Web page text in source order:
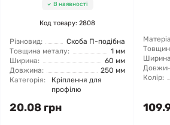
В наявності
Код товару: 2808
Різновид:
Скоба П-подібна
Товщина металу:
1 мм
Ширина:
60 мм
Довжина:
250 мм
Категорія:
Кріплення для
профілю
20.08 грн
Колір: